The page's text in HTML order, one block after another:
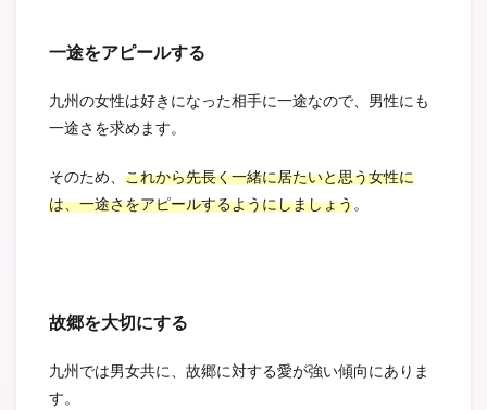
一途をアピールする
九州の女性は好きになった相手に一途なので、男性にも
一途さを求めます。
そのため、 これから先長く一緒に居たいと思う女性に
は、一途さをアピールするようにしましょう。
故郷を大切にする
九州では男女共に、故郷に対する愛が強い傾向にありま
す。